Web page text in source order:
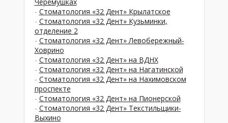
- Стоматология «32 Дент» Крылатское
- Стоматология «32 Дент» Кузьминки,
отделение 2
- Стоматология «32 Дент» Левобережный-
Ховрино
- Стоматология «32 Дент» на ВДНХ
- Стоматология «32 Дент» на Нагатинской
- Стоматология «32 Дент» на Нахимовском
проспекте
- Стоматология «32 Дент» на Пионерской
- Стоматология «32 Дент» Текстильщики-
Выхино